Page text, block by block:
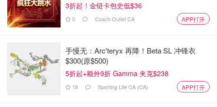
3折起！金链卡包史低$36
0 Coach Outlet CA APP打开
手慢无：Arc'teryx 再降！Beta SL 冲锋衣
$300(原$500)
5折起+额外9折 Gamma 夹克$238
18 Sporting Life CA (CA) APP打开